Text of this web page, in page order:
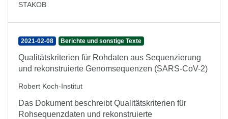
STAKOB
2021-02-08 Berichte und sonstige Texte
Qualitätskriterien für Rohdaten aus Sequenzierung
und rekonstruierte Genomsequenzen (SARS-CoV-2)
Robert Koch-Institut
Das Dokument beschreibt Qualitätskriterien für
Rohsequenzdaten und rekonstruierte